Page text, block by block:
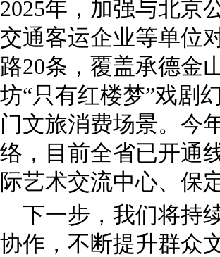
2025年，加强与北京
交通客运企业等单位
路20条，覆盖承德金
坊“只有红楼梦”戏剧
门文旅消费场景。今
络，目前全省已开通
际艺术交流中心、保
下一步，我们将持
协作，不断提升群众